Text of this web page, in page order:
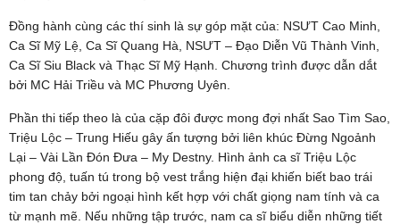
Đồng hành cùng các thí sinh là sự góp mặt của: NSƯT Cao Minh,
Ca Sĩ Mỹ Lệ, Ca Sĩ Quang Hà, NSƯT – Đạo Diễn Vũ Thành Vinh,
Ca Sĩ Siu Black và Thạc Sĩ Mỹ Hạnh. Chương trình được dẫn dắt
bởi MC Hải Triều và MC Phương Uyên.
Phần thi tiếp theo là của cặp đôi được mong đợi nhất Sao Tìm Sao,
Triệu Lộc – Trung Hiếu gây ấn tượng bởi liên khúc Đừng Ngoảnh
Lại – Vài Lần Đón Đưa – My Destny. Hình ảnh ca sĩ Triệu Lộc
phong độ, tuấn tú trong bộ vest trắng hiện đại khiến biết bao trái
tim tan chảy bởi ngoại hình kết hợp với chất giọng nam tính và ca
từ mạnh mẽ. Nếu những tập trước, nam ca sĩ biểu diễn những tiết